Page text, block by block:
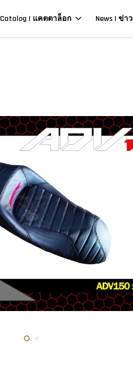
Catalog | แคตตาล็อก News | ข่าว